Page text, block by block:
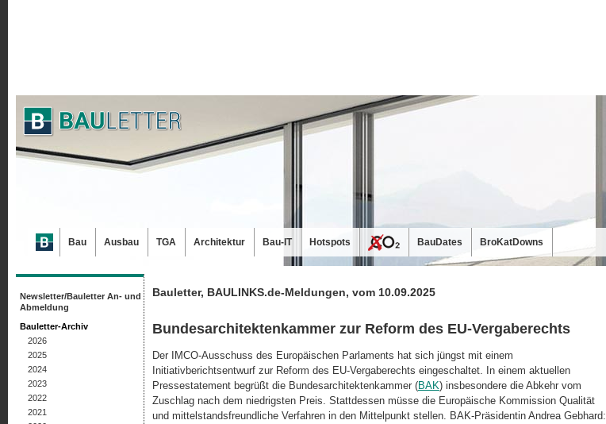
Bauletter, BAULINKS.de-Meldungen, vom 10.09.2025
Bundesarchitektenkammer zur Reform des EU-Vergaberechts
Der IMCO-Ausschuss des Europäischen Parlaments hat sich jüngst mit einem
Initiativberichtsentwurf zur Reform des EU-Vergaberechts eingeschaltet. In einem aktuellen
Pressestatement begrüßt die Bundesarchitektenkammer (BAK) insbesondere die Abkehr vom
Zuschlag nach dem niedrigsten Preis. Stattdessen müsse die Europäische Kommission Qualität
und mittelstandsfreundliche Verfahren in den Mittelpunkt stellen. BAK-Präsidentin Andrea Gebhard:
Newsletter/Bauletter An- und
Abmeldung
Bauletter-Archiv
2026
2025
2024
2023
2022
2021
Bau Ausbau TGA Architektur Bau-IT Hotspots BauDates BroKatDowns